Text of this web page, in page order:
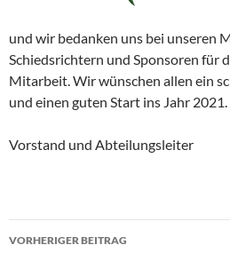
und wir bedanken uns bei unseren
Schiedsrichtern und Sponsoren für
Mitarbeit. Wir wünschen allen ein
und einen guten Start ins Jahr
Vorstand und Abteilungsleiter
Beitragsnavigation
VORHERIGER BEITRAG